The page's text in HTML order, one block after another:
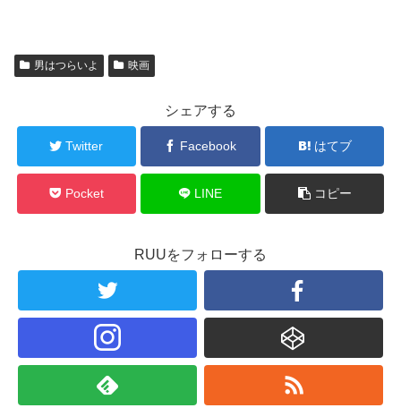
男はつらいよ 映画
シェアする
Twitter Facebook はてブ
Pocket LINE コピー
RUUをフォローする